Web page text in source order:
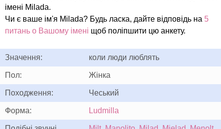
імені Milada.
Чи є ваше ім'я Milada? Будь ласка, дайте відповідь на 5
питань о Вашому імені щоб поліпшити цю анкету.
Значення: коли люди люблять
Пол: Жінка
Походження: Чеський
Форма: Ludmilla